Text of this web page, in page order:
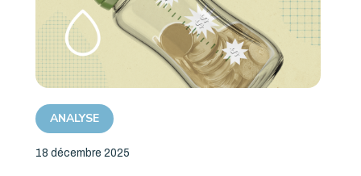
ANALYSE
18 décembre 2025